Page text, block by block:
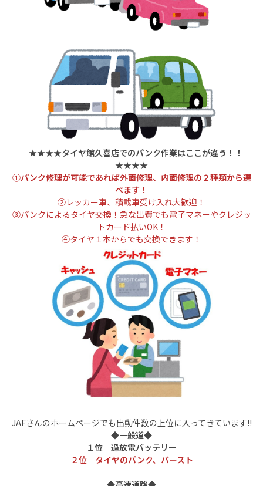
★★★★タイヤ館久喜店でのパンク作業はここが違う！！
★★★★
①パンク修理が可能であれば外面修理、内面修理の２種類から選
べます！
➁レッカー車、積載車受け入れ大歓迎！
③パンクによるタイヤ交換！急な出費でも電子マネーやクレジッ
トカード払いOK！
④タイヤ１本からでも交換できます！
JAFさんのホームページでも出動件数の上位に入ってきています!!
◆一般道◆
１位 過放電バッテリー
２位 タイヤのパンク、バースト